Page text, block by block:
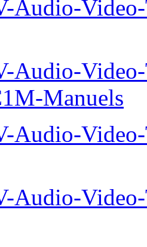
Audio-
Audio-
Manuels
Audio-
Audio-